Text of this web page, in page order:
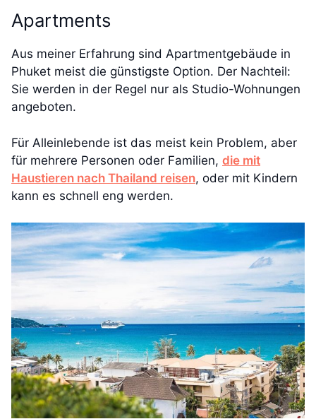
Apartments
Aus meiner Erfahrung sind Apartmentgebäude in
Phuket meist die günstigste Option. Der Nachteil:
Sie werden in der Regel nur als Studio-Wohnungen
angeboten.
Für Alleinlebende ist das meist kein Problem, aber
für mehrere Personen oder Familien, die mit
Haustieren nach Thailand reisen, oder mit Kindern
kann es schnell eng werden.